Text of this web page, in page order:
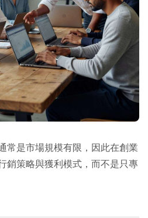
常是市場規模有限，因此在創業
銷策略與獲利模式，而不是只專